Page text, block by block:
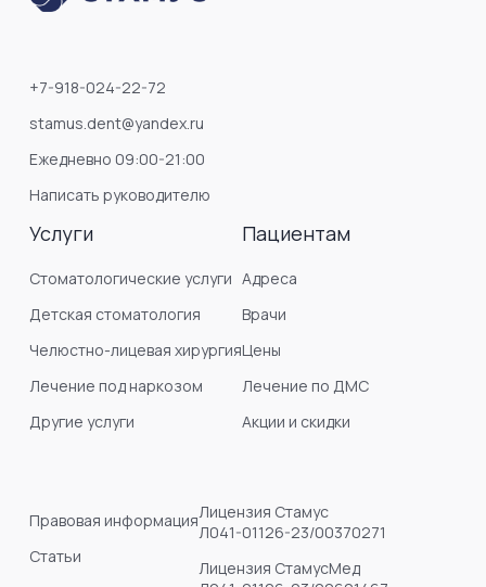
+7-918-024-22-72
stamus.dent@yandex.ru
Ежедневно 09:00-21:00
Написать руководителю
Услуги
Стоматологические услуги
Детская стоматология
Челюстно-лицевая хирургия
Лечение под наркозом
Другие услуги
Пациентам
Адреса
Врачи
Цены
Лечение по ДМС
Акции и скидки
Правовая информация
Статьи
Лицензия Стамус
Л041-01126-23/00370271
Лицензия СтамусМед